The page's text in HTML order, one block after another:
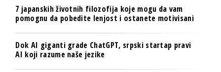
7 japanskih životnih filozofija koje mogu da vam
pomognu da pobedite lenjost i ostanete motivisani
Dok AI giganti grade ChatGPT, srpski startap pravi
AI koji razume naše jezike